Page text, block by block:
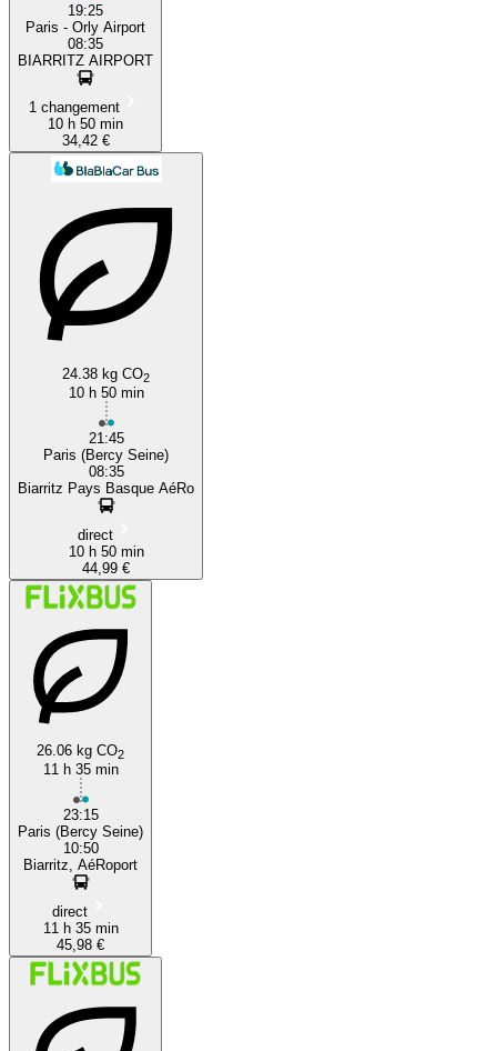
19:25
Paris - Orly Airport
08:35
BIARRITZ AIRPORT
1 changement
10 h 50 min
34,42 €
24.38 kg CO2
10 h 50 min
21:45
Paris (Bercy Seine)
08:35
Biarritz Pays Basque AéRo
direct
10 h 50 min
44,99 €
26.06 kg CO2
11 h 35 min
23:15
Paris (Bercy Seine)
10:50
Biarritz, AéRoport
direct
11 h 35 min
45,98 €